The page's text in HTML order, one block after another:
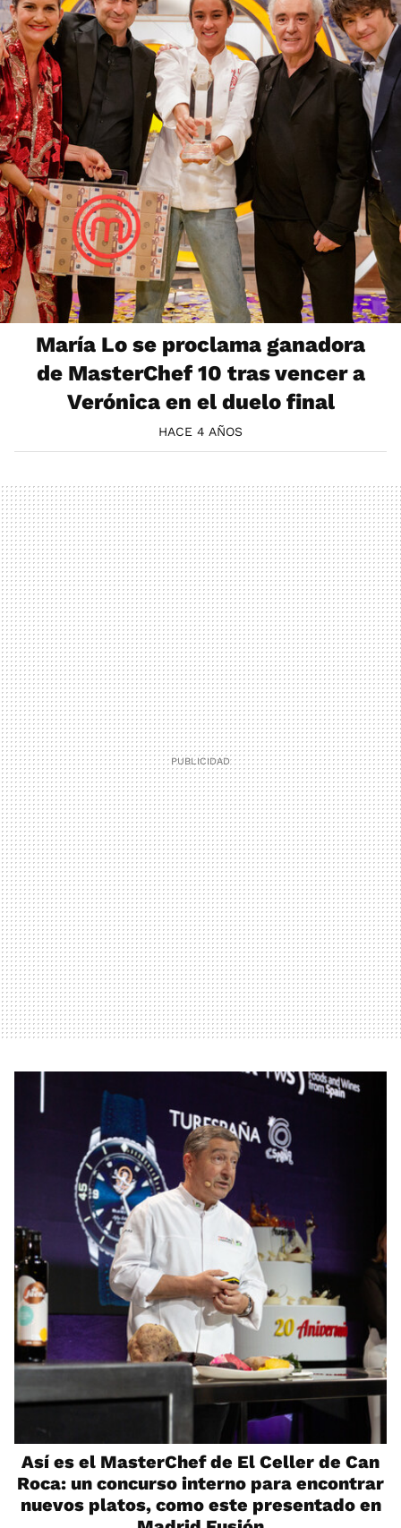
María Lo se proclama ganadora
de MasterChef 10 tras vencer a
Verónica en el duelo final
HACE 4 AÑOS
Así es el MasterChef de El Celler de Can
Roca: un concurso interno para encontrar
nuevos platos, como este presentado en